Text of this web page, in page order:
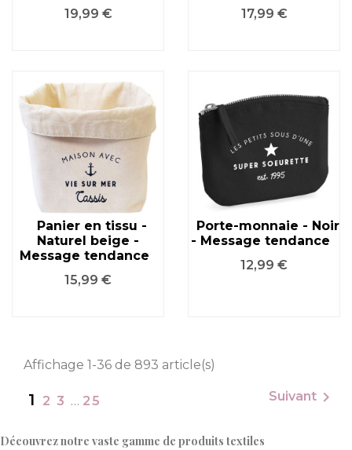
Prix
19,99 €
Prix
17,99 €
Panier en tissu -
Naturel beige -
Message tendance
Prix
15,99 €
Porte-monnaie - Noir
- Message tendance
Prix
12,99 €
Affichage 1-36 de 893 article(s)
1 2 3 … 25 Suivant 
Découvrez notre vaste gamme de produits textiles